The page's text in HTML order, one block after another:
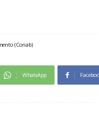
(Conab)
WhatsApp